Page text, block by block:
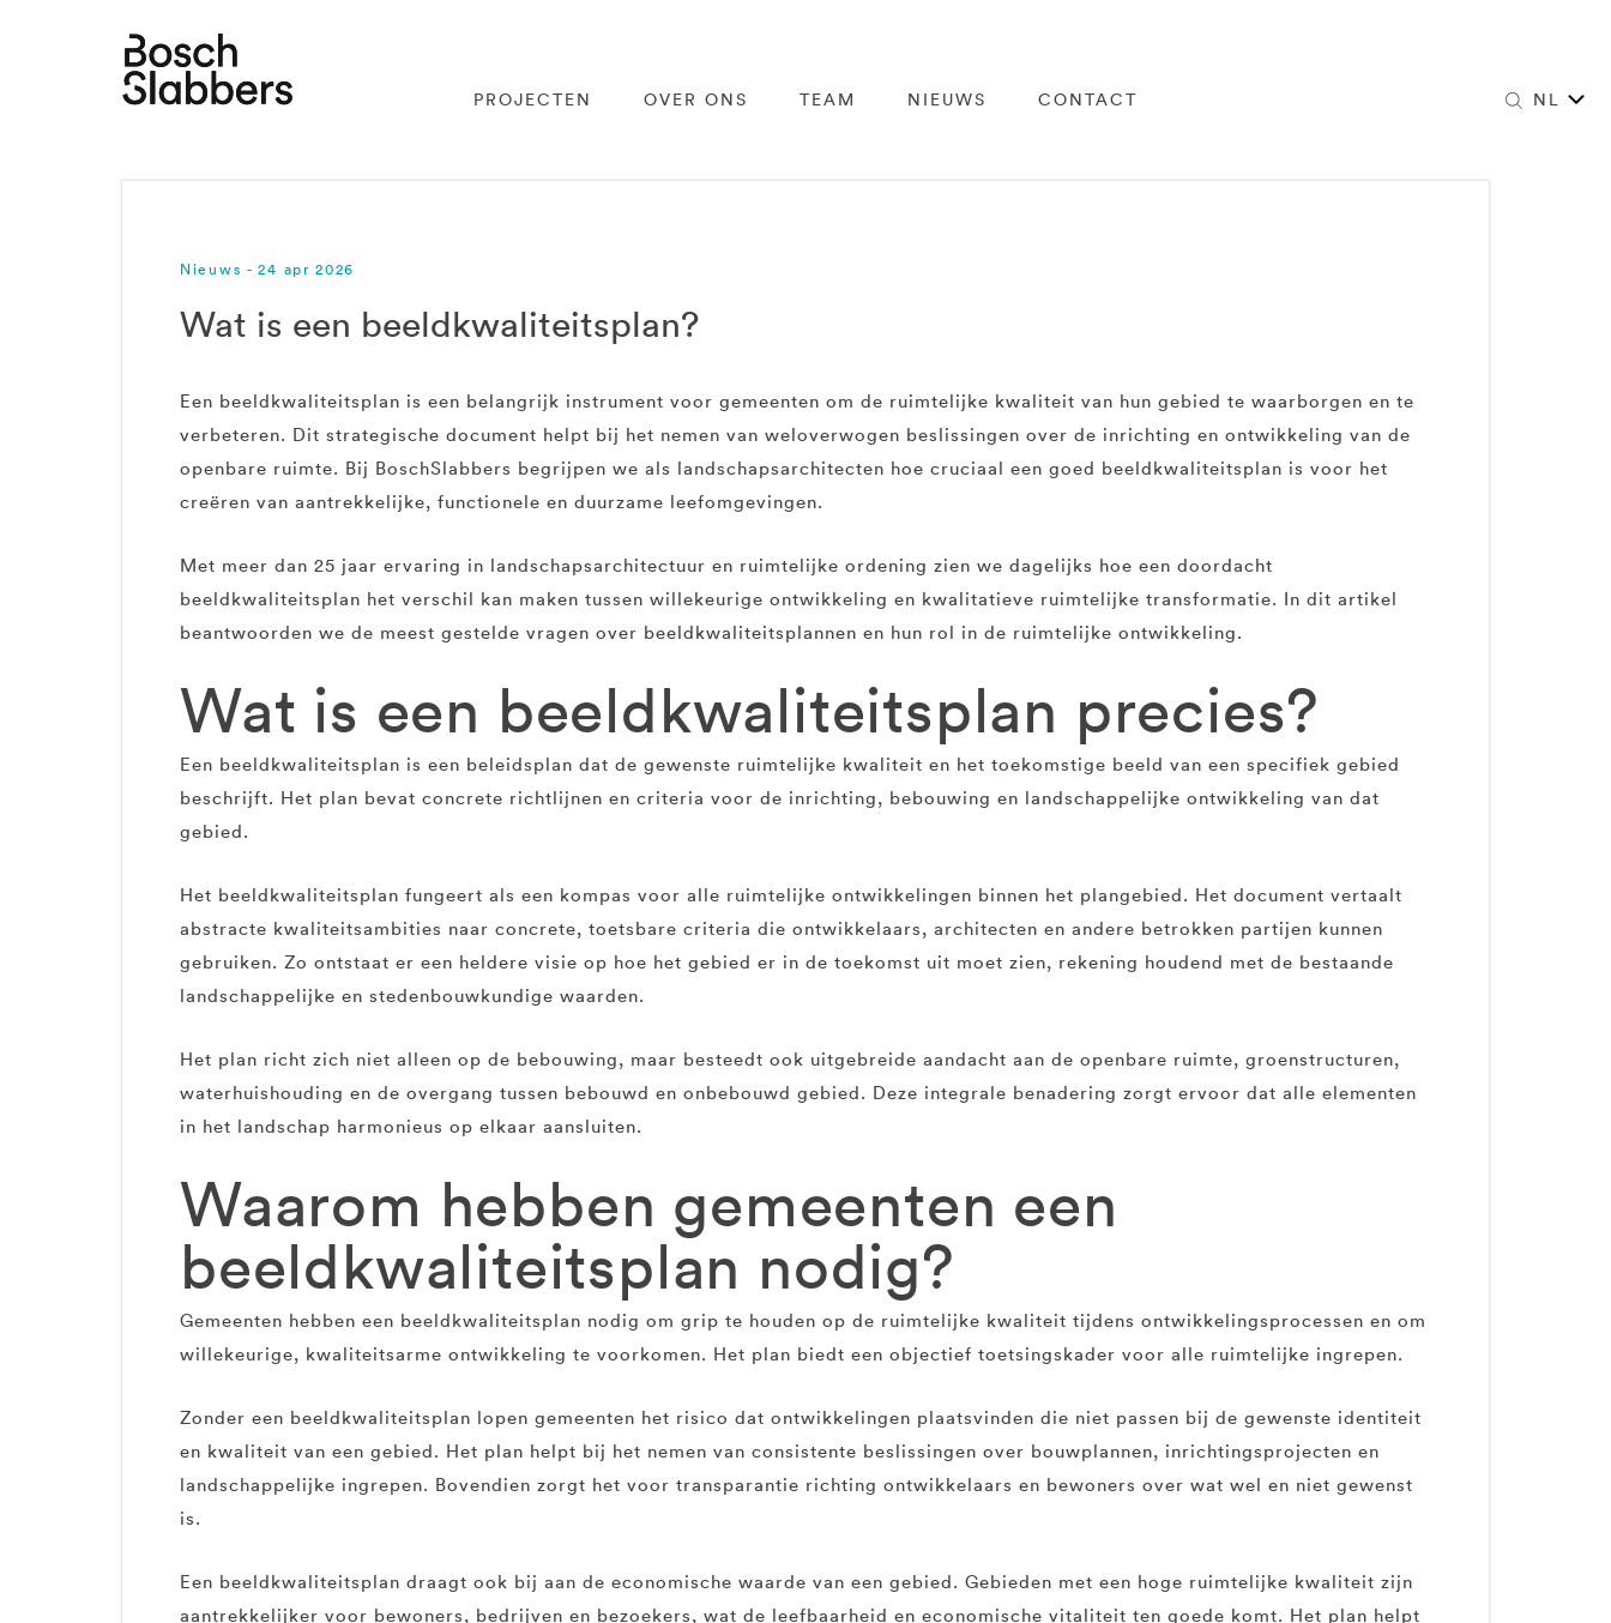
PROJECTEN OVER ONS TEAM NIEUWS CONTACT NL
Nieuws - 24 apr 2026
Wat is een beeldkwaliteitsplan?
Een beeldkwaliteitsplan is een belangrijk instrument voor gemeenten om de ruimtelijke kwaliteit van hun gebied te waarborgen en te
verbeteren. Dit strategische document helpt bij het nemen van weloverwogen beslissingen over de inrichting en ontwikkeling van de
openbare ruimte. Bij BoschSlabbers begrijpen we als landschapsarchitecten hoe cruciaal een goed beeldkwaliteitsplan is voor het
creëren van aantrekkelijke, functionele en duurzame leefomgevingen.
Met meer dan 25 jaar ervaring in landschapsarchitectuur en ruimtelijke ordening zien we dagelijks hoe een doordacht
beeldkwaliteitsplan het verschil kan maken tussen willekeurige ontwikkeling en kwalitatieve ruimtelijke transformatie. In dit artikel
beantwoorden we de meest gestelde vragen over beeldkwaliteitsplannen en hun rol in de ruimtelijke ontwikkeling.
Wat is een beeldkwaliteitsplan precies?
Een beeldkwaliteitsplan is een beleidsplan dat de gewenste ruimtelijke kwaliteit en het toekomstige beeld van een specifiek gebied
beschrijft. Het plan bevat concrete richtlijnen en criteria voor de inrichting, bebouwing en landschappelijke ontwikkeling van dat
gebied.
Het beeldkwaliteitsplan fungeert als een kompas voor alle ruimtelijke ontwikkelingen binnen het plangebied. Het document vertaalt
abstracte kwaliteitsambities naar concrete, toetsbare criteria die ontwikkelaars, architecten en andere betrokken partijen kunnen
gebruiken. Zo ontstaat er een heldere visie op hoe het gebied er in de toekomst uit moet zien, rekening houdend met de bestaande
landschappelijke en stedenbouwkundige waarden.
Het plan richt zich niet alleen op de bebouwing, maar besteedt ook uitgebreide aandacht aan de openbare ruimte, groenstructuren,
waterhuishouding en de overgang tussen bebouwd en onbebouwd gebied. Deze integrale benadering zorgt ervoor dat alle elementen
in het landschap harmonieus op elkaar aansluiten.
Waarom hebben gemeenten een
beeldkwaliteitsplan nodig?
Gemeenten hebben een beeldkwaliteitsplan nodig om grip te houden op de ruimtelijke kwaliteit tijdens ontwikkelingsprocessen en om
willekeurige, kwaliteitsarme ontwikkeling te voorkomen. Het plan biedt een objectief toetsingskader voor alle ruimtelijke ingrepen.
Zonder een beeldkwaliteitsplan lopen gemeenten het risico dat ontwikkelingen plaatsvinden die niet passen bij de gewenste identiteit
en kwaliteit van een gebied. Het plan helpt bij het nemen van consistente beslissingen over bouwplannen, inrichtingsprojecten en
landschappelijke ingrepen. Bovendien zorgt het voor transparantie richting ontwikkelaars en bewoners over wat wel en niet gewenst
is.
Een beeldkwaliteitsplan draagt ook bij aan de economische waarde van een gebied. Gebieden met een hoge ruimtelijke kwaliteit zijn
aantrekkelijker voor bewoners, bedrijven en bezoekers, wat de leefbaarheid en economische vitaliteit ten goede komt. Het plan helpt